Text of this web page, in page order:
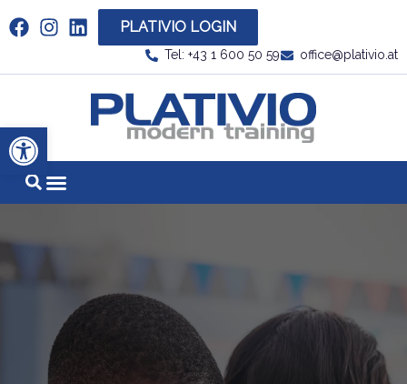
Werkzeugleiste öffnen
Link zu https://www.linkedin.com/company/
PLATIVIO LOGIN
Tel: +43 1 600 50 59 office@plativio.at
Link zu